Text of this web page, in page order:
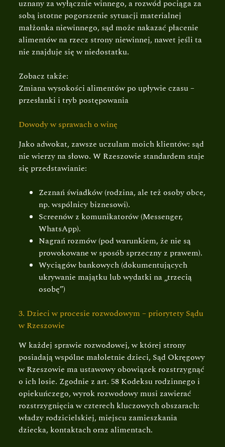
uznany za wyłącznie winnego, a rozwód pociąga za
sobą istotne pogorszenie sytuacji materialnej
małżonka niewinnego, sąd może nakazać płacenie
alimentów na rzecz strony niewinnej, nawet jeśli ta
nie znajduje się w niedostatku.
Zobacz także:
Zmiana wysokości alimentów po upływie czasu –
przesłanki i tryb postępowania
Dowody w sprawach o winę
Jako adwokat, zawsze uczulam moich klientów: sąd
nie wierzy na słowo. W Rzeszowie standardem staje
się przedstawianie:
Zeznań świadków (rodzina, ale też osoby obce,
np. wspólnicy biznesowi).
Screenów z komunikatorów (Messenger,
WhatsApp).
Nagrań rozmów (pod warunkiem, że nie są
prowokowane w sposób sprzeczny z prawem).
Wyciągów bankowych (dokumentujących
ukrywanie majątku lub wydatki na „trzecią
osobę”)
3. Dzieci w procesie rozwodowym – priorytety Sądu
w Rzeszowie
W każdej sprawie rozwodowej, w której strony
posiadają wspólne małoletnie dzieci, Sąd Okręgowy
w Rzeszowie ma ustawowy obowiązek rozstrzygnąć
o ich losie. Zgodnie z art. 58 Kodeksu rodzinnego i
opiekuńczego, wyrok rozwodowy musi zawierać
rozstrzygnięcia w czterech kluczowych obszarach:
władzy rodzicielskiej, miejscu zamieszkania
dziecka, kontaktach oraz alimentach.